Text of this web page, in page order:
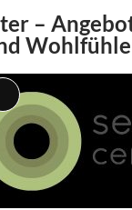
–
Lange
Beschreibung